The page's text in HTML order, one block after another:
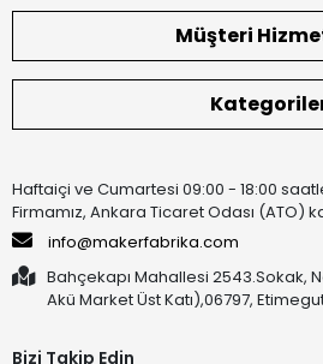
Müşteri
Haftaiçi ve Cumartesi 09:00 - 18:00
Firmamız, Ankara Ticaret Odası (ATO)
info@makerfabrika.com
Bahçekapı Mahallesi 2543.Sokak,
Akü Market Üst Katı),06797,
Bizi Takip Edin